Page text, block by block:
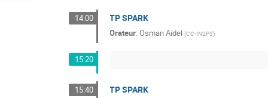
14:00 TP SPARK
Orateur:Osman Aidel (CC-IN2P3)
15:20
15:40 TP SPARK